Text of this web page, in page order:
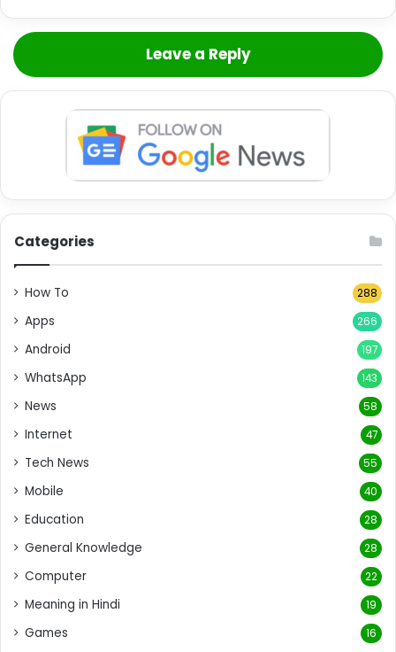
Leave a Reply
Categories
How To 288
Apps 266
Android 197
WhatsApp 143
News 58
Internet 47
Tech News 55
Mobile 40
Education 28
General Knowledge 28
Computer 22
Meaning in Hindi 19
Games 16